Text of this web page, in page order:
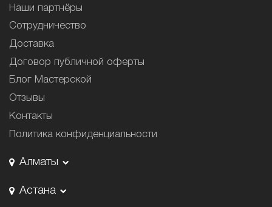
Наши партнёры
Сотрудничество
Доставка
Договор публичной оферты
Блог Мастерской
Отзывы
Контакты
Политика конфиденциальности
Алматы
Астана